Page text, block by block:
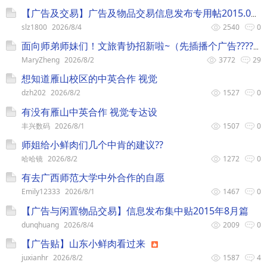
0
2540
slz1800 2026/8/4
面向师弟师妹们！文旅青协招新啦~（先插播个广告??????）
29
3772
MaryZheng 2026/8/2
想知道雁山校区的中英合作 视觉
0
1527
dzh202 2026/8/2
有没有雁山中英合作 视觉专达设
0
1507
丰兴数码 2026/8/1
师姐给小鲜肉们几个中肯的建议??
0
1272
哈哈镜 2026/8/2
有去广西师范大学中外合作的自愿
0
1467
Emily12333 2026/8/1
【广告与闲置物品交易】信息发布集中贴2015年8月篇
0
2009
dunqhuang 2026/8/4
【广告贴】山东小鲜肉看过来
4
1587
juxianhr 2026/8/2